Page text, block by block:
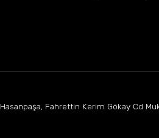
Hasanpaşa, Fahrettin Kerim Gökay Cd